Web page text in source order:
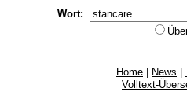
Wort:
Home News
Volltext-